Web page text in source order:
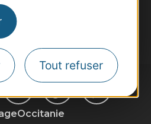
Tout refuser
de visites et de sorties.